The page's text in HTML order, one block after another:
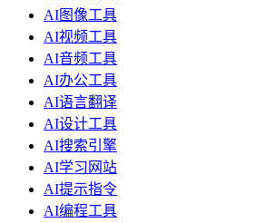
AI图像工具
AI视频工具
AI音频工具
AI办公工具
AI语言翻译
AI设计工具
AI搜索引擎
AI学习网站
AI提示指令
AI编程工具